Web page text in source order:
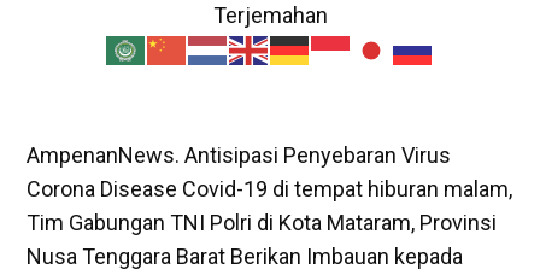
Terjemahan
AmpenanNews. Antisipasi Penyebaran Virus
Corona Disease Covid-19 di tempat hiburan malam,
Tim Gabungan TNI Polri di Kota Mataram, Provinsi
Nusa Tenggara Barat Berikan Imbauan kepada